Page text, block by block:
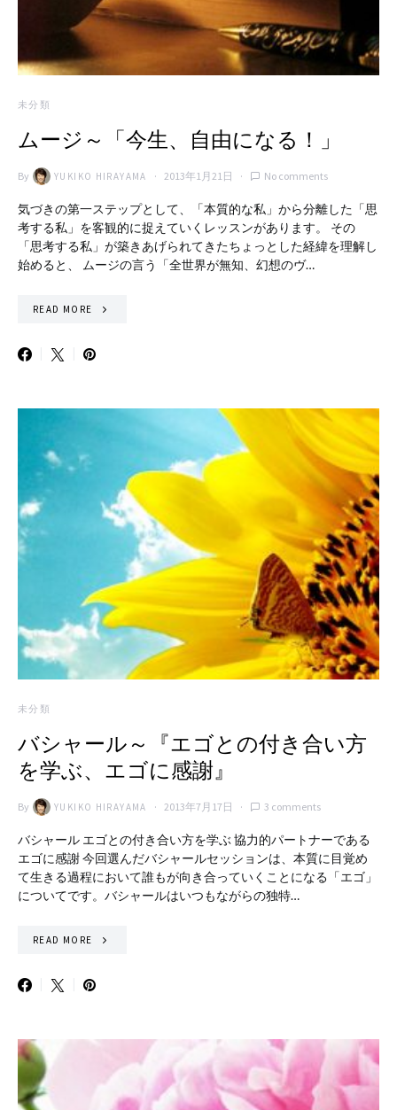
未分類
ムージ～「今生、自由になる！」
By YUKIKO HIRAYAMA 2013年1月21日 No comments
気づきの第一ステップとして、「本質的な私」から分離した「思
考する私」を客観的に捉えていくレッスンがあります。 その
「思考する私」が築きあげられてきたちょっとした経緯を理解し
始めると、 ムージの言う「全世界が無知、幻想のヴ…
READ MORE
未分類
バシャール～『エゴとの付き合い方
を学ぶ、エゴに感謝』
By YUKIKO HIRAYAMA 2013年7月17日 3 comments
バシャール エゴとの付き合い方を学ぶ 協力的パートナーである
エゴに感謝 今回選んだバシャールセッションは、本質に目覚め
て生きる過程において誰もが向き合っていくことになる「エゴ」
についてです。バシャールはいつもながらの独特…
READ MORE